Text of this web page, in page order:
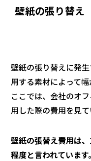
壁紙の張り替え
壁紙の張り替えに発
用する素材によって幅
ここでは、会社のオ
用した際の費用を見て
壁紙の張替え費用は
程度と言われています。